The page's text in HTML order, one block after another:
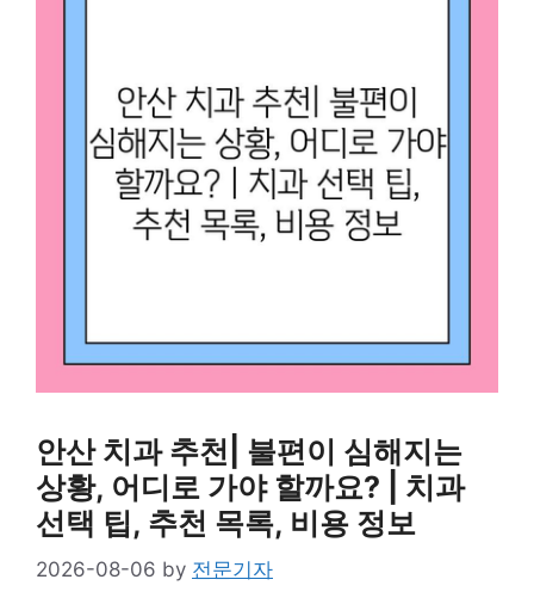
안산 치과 추천| 불편이 심해지는
상황, 어디로 가야 할까요? | 치과
선택 팁, 추천 목록, 비용 정보
2026-08-06 by 전문기자